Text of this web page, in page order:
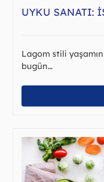
UYKU SANATI:
Lagom stili
bugün…